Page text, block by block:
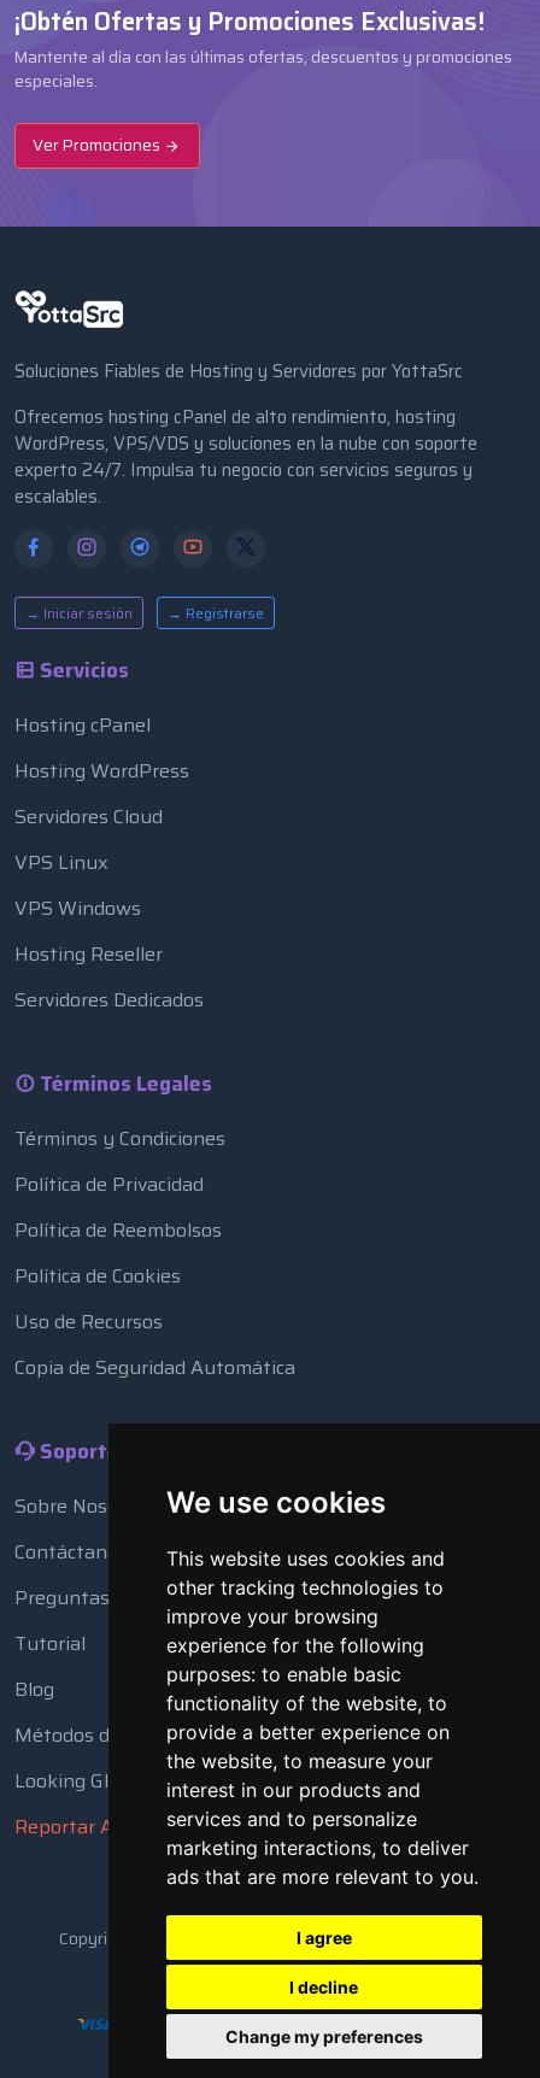
We use cookies
This website uses cookies and
other tracking technologies to
improve your browsing
experience for the following
purposes: to enable basic
functionality of the website, to
provide a better experience on
the website, to measure your
interest in our products and
services and to personalize
marketing interactions, to deliver
ads that are more relevant to you.
I agree
I decline
Change my preferences
¡Obtén Ofertas y Promociones Exclusivas!
Mantente al día con las últimas ofertas, descuentos y promociones
especiales.
Ver Promociones
Soluciones Fiables de Hosting y Servidores por YottaSrc
Ofrecemos hosting cPanel de alto rendimiento, hosting
WordPress, VPS/VDS y soluciones en la nube con soporte
experto 24/7. Impulsa tu negocio con servicios seguros y
escalables.
→ Iniciar sesión → Registrarse
Servicios
Hosting cPanel
Hosting WordPress
Servidores Cloud
VPS Linux
VPS Windows
Hosting Reseller
Servidores Dedicados
Términos Legales
Términos y Condiciones
Política de Privacidad
Política de Reembolsos
Política de Cookies
Uso de Recursos
Copia de Seguridad Automática
Soporte
Sobre Nosotros
Contáctanos
Preguntas Frecuentes
Tutorial
Blog
Métodos de Pago
Looking Glass
Reportar Abuso
Copyright © 2018 - 2026 Todos los derechos reservados